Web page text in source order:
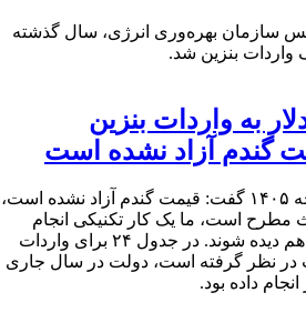
سازمان بهره‌وری انرژی،‌ سال گذشته
دلار به واردات بنزین
گندم آزاد نشده است
رئیس کمیسیون تلفیق بودجه ۱۴۰۵ گفت: قیمت گندم آزاد نشده است،
مطرح است، ما یک کار تکنیکی انجام
دادیم باید جدول ۱۴ و ۲۴ با هم دیده شوند. در جدول ۲۴ برای واردات
دولت در نظر گرفته است، دولت در سال جاری
داده بود.